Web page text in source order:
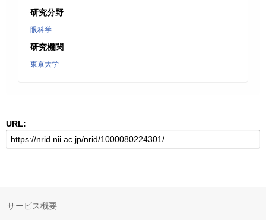
研究分野
眼科学
研究機関
東京大学
URL:
サービス概要